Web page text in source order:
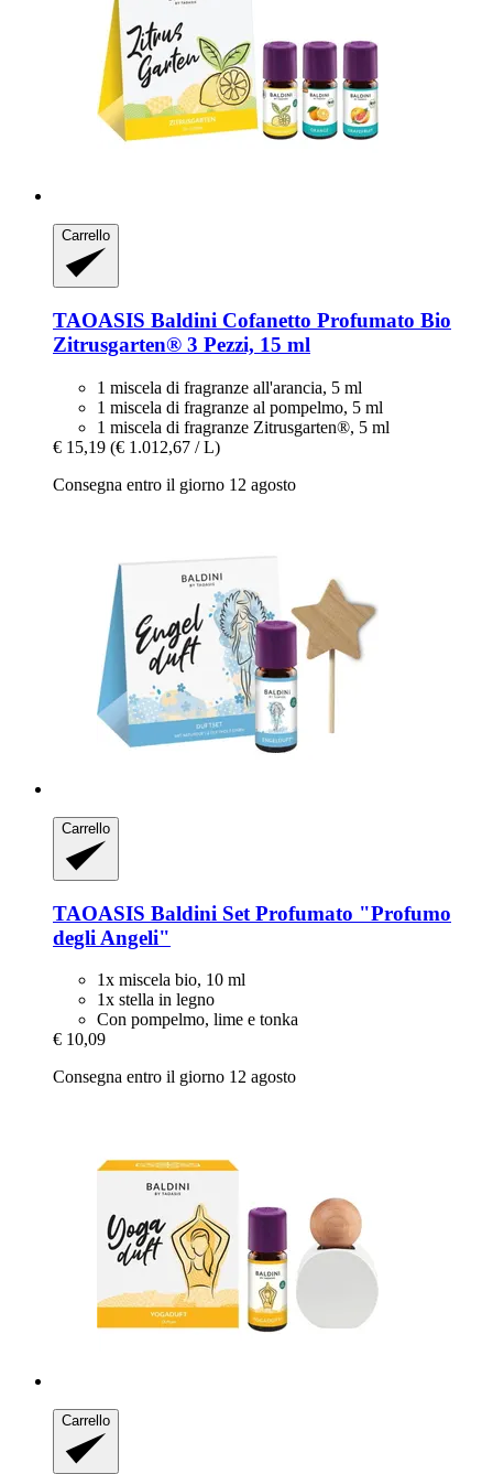
Carrello
TAOASIS Baldini Cofanetto Profumato Bio
Zitrusgarten® 3 Pezzi, 15 ml
1 miscela di fragranze all'arancia, 5 ml
1 miscela di fragranze al pompelmo, 5 ml
1 miscela di fragranze Zitrusgarten®, 5 ml
€ 15,19 (€ 1.012,67 / L)
Consegna entro il giorno 12 agosto
Carrello
TAOASIS Baldini Set Profumato "Profumo
degli Angeli"
1x miscela bio, 10 ml
1x stella in legno
Con pompelmo, lime e tonka
€ 10,09
Consegna entro il giorno 12 agosto
Carrello